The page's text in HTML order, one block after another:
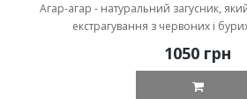
Агар-агар - натуральний загусник,
екстрагування з червоних і
1050 грн